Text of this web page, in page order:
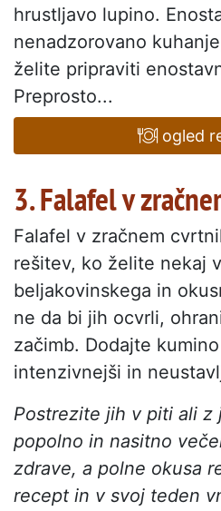
hrustljavo lupino.
nenadzorovano
želite pripraviti
Preprosto...
ogled
3. Falafel v
Falafel v zračnem
rešitev, ko želite nekaj
beljakovinskega in
ne da bi jih ocvrli,
začimb. Dodajte
intenzivnejši in
Postrezite jih v piti ali z
popolno in nasitno
zdrave, a polne okusa
recept in v svoj teden